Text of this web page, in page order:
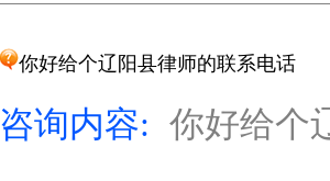
你好给个辽阳县律师的联系电话
咨询内容: 你好给个